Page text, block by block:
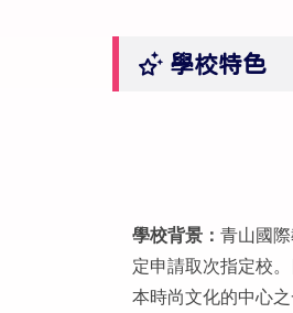
學校特色
學校背景： 青山國
定申請取次指定校
本時尚文化的中心